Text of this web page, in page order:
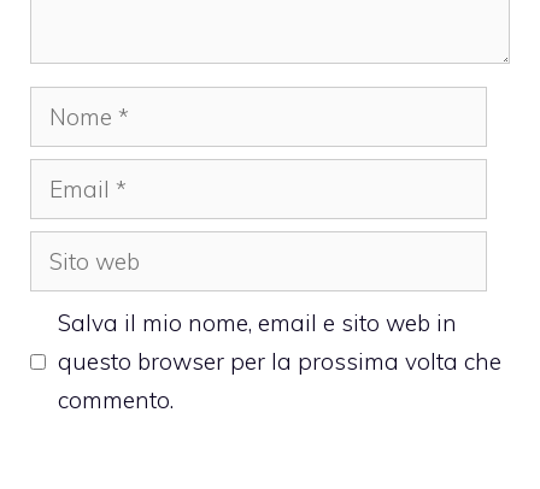
Nome
Email
Sito
web
Salva il mio nome, email e sito web in
questo browser per la prossima volta che
commento.